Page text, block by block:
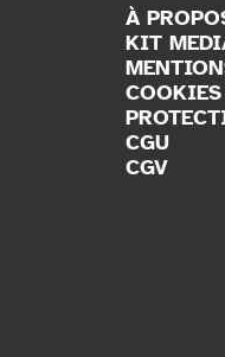
À
KIT
COOKIES
CGU
CGV